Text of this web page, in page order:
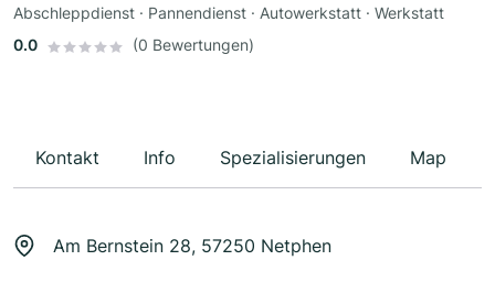
Abschleppdienst · Pannendienst · Autowerkstatt · Werkstatt
0.0
(0 Bewertungen)
Kontakt Info Spezialisierungen Map
Am Bernstein 28, 57250 Netphen